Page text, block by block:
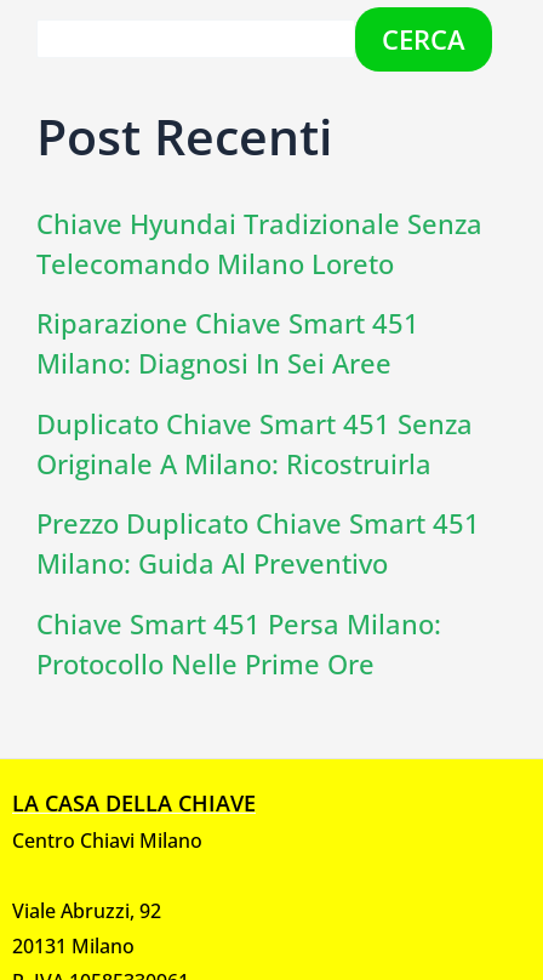
CERCA
Post Recenti
Chiave Hyundai Tradizionale Senza
Telecomando Milano Loreto
Riparazione Chiave Smart 451
Milano: Diagnosi In Sei Aree
Duplicato Chiave Smart 451 Senza
Originale A Milano: Ricostruirla
Prezzo Duplicato Chiave Smart 451
Milano: Guida Al Preventivo
Chiave Smart 451 Persa Milano:
Protocollo Nelle Prime Ore
LA CASA DELLA CHIAVE
Centro Chiavi Milano
Viale Abruzzi, 92
20131 Milano